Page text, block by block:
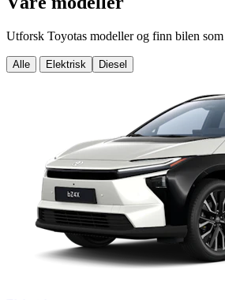
Utforsk Toyotas modeller og finn bilen som
Alle Elektrisk Diesel